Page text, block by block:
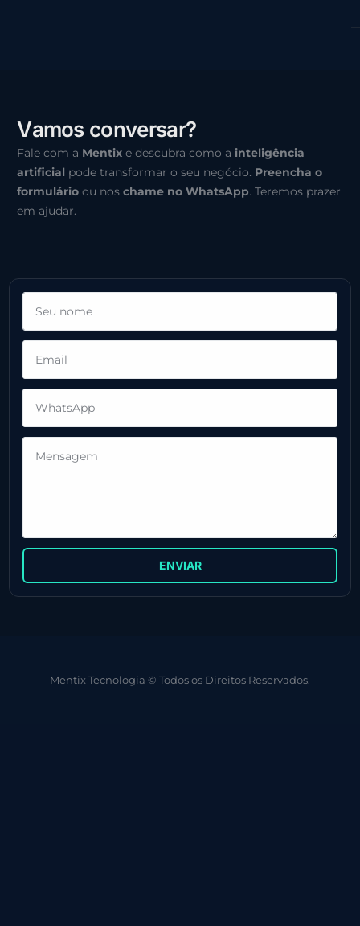
Vamos conversar?
Fale com a Mentix e descubra como a inteligência
artificial pode transformar o seu negócio. Preencha o
formulário ou noschame no WhatsApp. Teremos prazer
em ajudar.
ENVIAR
Mentix Tecnologia © Todos os Direitos Reservados.